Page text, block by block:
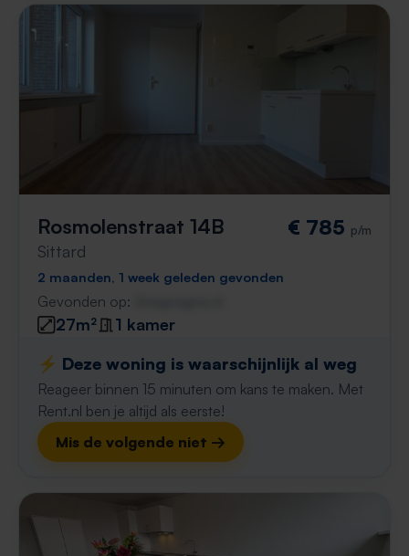
Rosmolenstraat 14B
Sittard
€ 785 p/m
2 maanden, 1 week geleden gevonden
Gevonden op:
27m²
1 kamer
⚡️ Deze woning is waarschijnlijk al weg
Reageer binnen 15 minuten om kans te maken. Met
Rent.nl ben je altijd als eerste!
Mis de volgende niet →